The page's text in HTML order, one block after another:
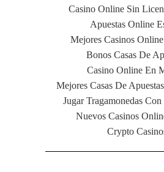
Casino Online Sin
Apuestas Online
Mejores Casinos
Bonos Casas De
Casino Online En
Mejores Casas De
Jugar Tragamonedas
Nuevos Casinos
Crypto